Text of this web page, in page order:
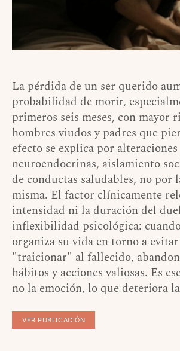
La pérdida de un ser querido
probabilidad de morir,
primeros seis meses, con mayor
hombres viudos y padres que
efecto se explica por alteraciones
neuroendocrinas, aislamiento
de conductas saludables, no por
misma. El factor clínicamente
intensidad ni la duración del
inflexibilidad psicológica:
organiza su vida en torno a
"traicionar" al fallecido,
hábitos y acciones valiosas. Es
no la emoción, lo que deteriora
VER PUBLICACIÓN